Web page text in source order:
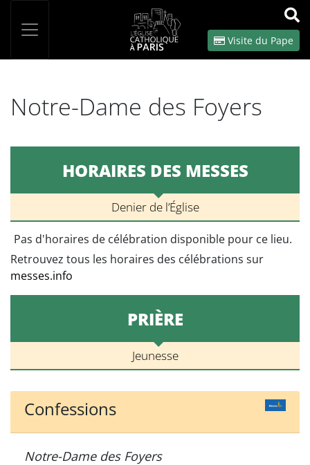
OK
Visite du Pape
Notre-Dame des Foyers
HORAIRES DES MESSES
Denier de l’Église
Pas d'horaires de célébration disponible pour ce lieu.
Retrouvez tous les horaires des célébrations sur
messes.info
PRIÈRE
Jeunesse
Confessions
Notre-Dame des Foyers
Panneau de gestion des cookies